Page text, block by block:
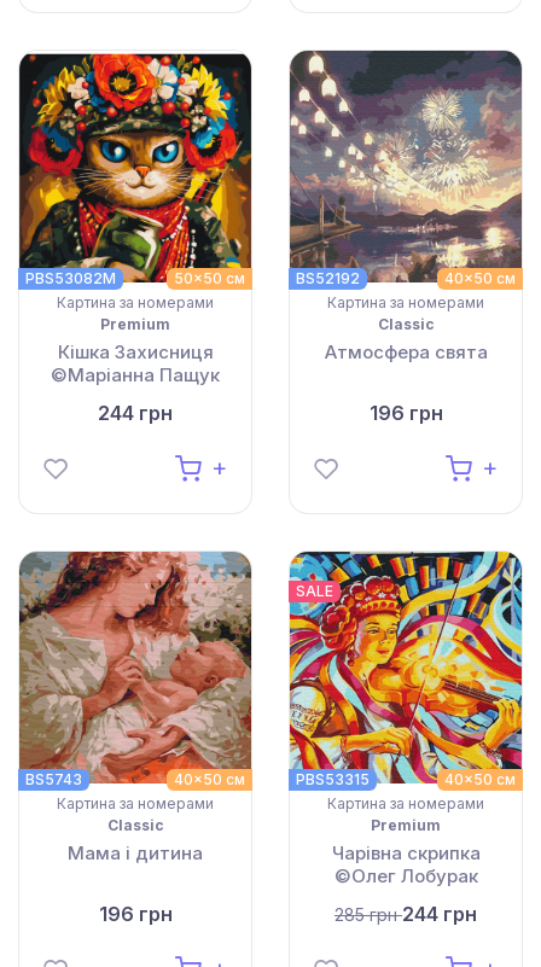
50x50 см
PBS53082M
Картина за номерами
Premium
Кішка Захисниця
©Маріанна Пащук
244 грн
40x50 см
BS52192
Картина за номерами
Classic
Атмосфера свята
196 грн
40x50 см
BS5743
Картина за номерами
Classic
Мама і дитина
196 грн
SALE
40x50 см
PBS53315
Картина за номерами
Premium
Чарівна скрипка
©Олег Лобурак
285 грн244 грн